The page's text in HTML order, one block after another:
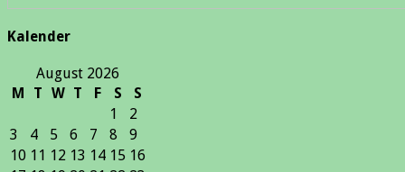
Kalender
August 2026
M
T W T F S
S
1
2
3
4 5 6 7 8
9
10 11 12 13 14 15 16